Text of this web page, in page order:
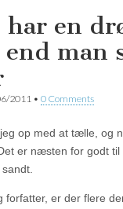
har en
man
2011 • 0 Comments
op med at tælle, og
er næsten for godt
forfatter, er der flere